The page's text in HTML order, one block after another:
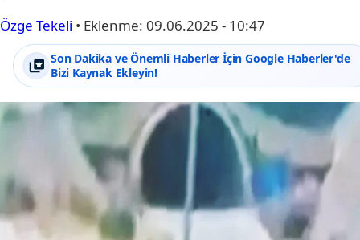
Özge Tekeli • Eklenme: 09.06.2025 - 10:47
Son Dakika ve Önemli Haberler İçin Google Haberler'de
Bizi Kaynak Ekleyin!